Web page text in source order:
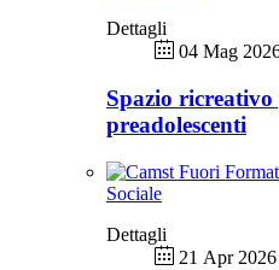
Dettagli
04 Mag
Spazio ricreativo
preadolescenti
Sociale
Dettagli
21 Apr 2026